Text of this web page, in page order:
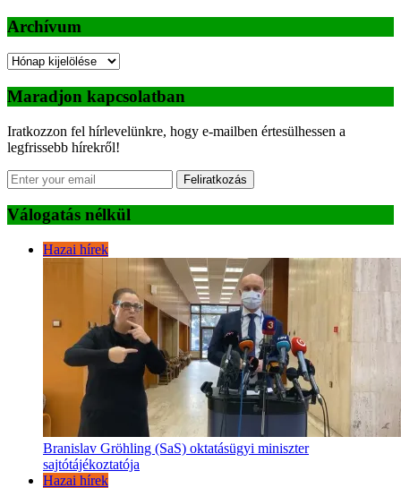
Archívum
Archívum
Maradjon kapcsolatban
Iratkozzon fel hírlevelünkre, hogy e-mailben értesülhessen a
legfrissebb hírekről!
Feliratkozás
Válogatás nélkül
Hazai hírek
Branislav Gröhling (SaS) oktatásügyi miniszter
sajtótájékoztatója
Hazai hírek